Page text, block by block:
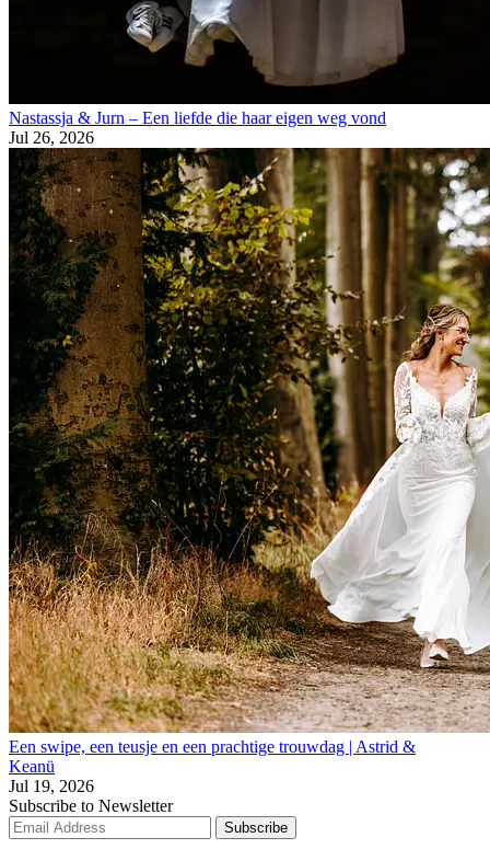
Nastassja & Jurn – Een liefde die haar eigen weg vond
Jul 26, 2026
Een swipe, een teusje en een prachtige trouwdag | Astrid &
Keanü
Jul 19, 2026
Subscribe to Newsletter
Subscribe